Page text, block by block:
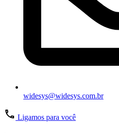
widesys@widesys.com.br
Ligamos para você